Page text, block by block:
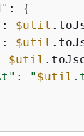
: {
: $util
: $util
$util
: " $util